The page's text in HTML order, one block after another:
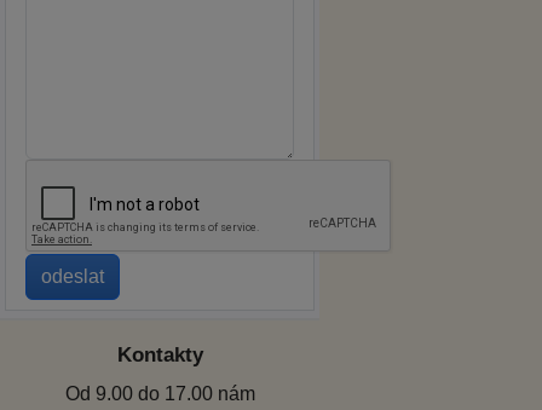
Kontakty
Od 9.00 do 17.00 nám